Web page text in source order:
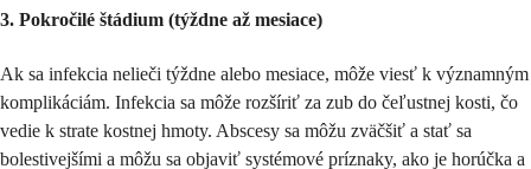
3. Pokročilé štádium (týždne až mesiace)
Ak sa infekcia nelieči týždne alebo mesiace, môže viesť k významným
komplikáciám. Infekcia sa môže rozšíriť za zub do čeľustnej kosti, čo
vedie k strate kostnej hmoty. Abscesy sa môžu zväčšiť a stať sa
bolestivejšími a môžu sa objaviť systémové príznaky, ako je horúčka a